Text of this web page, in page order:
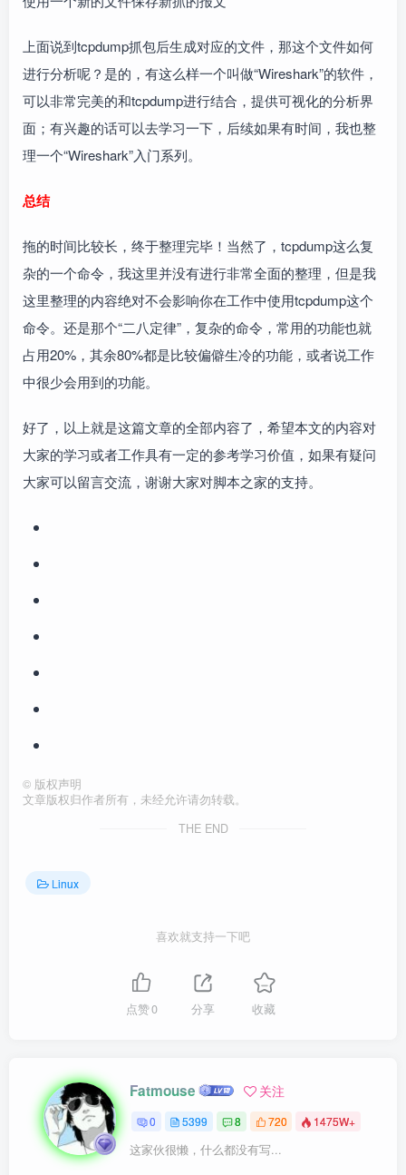
上面说到tcpdump抓包后生成对应的文件，那这个文件如何
进行分析呢？是的，有这么样一个叫做“Wireshark”的软件，
可以非常完美的和tcpdump进行结合，提供可视化的分析界
面；有兴趣的话可以去学习一下，后续如果有时间，我也整
理一个“Wireshark”入门系列。
总结
拖的时间比较长，终于整理完毕！当然了，tcpdump这么复
杂的一个命令，我这里并没有进行非常全面的整理，但是我
这里整理的内容绝对不会影响你在工作中使用tcpdump这个
命令。还是那个“二八定律”，复杂的命令，常用的功能也就
占用20%，其余80%都是比较偏僻生冷的功能，或者说工作
中很少会用到的功能。
好了，以上就是这篇文章的全部内容了，希望本文的内容对
大家的学习或者工作具有一定的参考学习价值，如果有疑问
大家可以留言交流，谢谢大家对脚本之家的支持。
© 版权声明
文章版权归作者所有，未经允许请勿转载。
THE END
Linux
喜欢就支持一下吧
点赞0 分享 收藏
Fatmouse 关注
0 5399 8 720 1475W+
这家伙很懒，什么都没有写...